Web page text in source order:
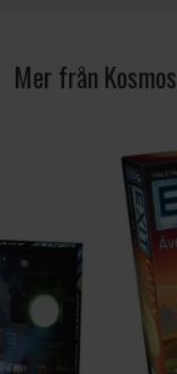
Mer från Kosmos